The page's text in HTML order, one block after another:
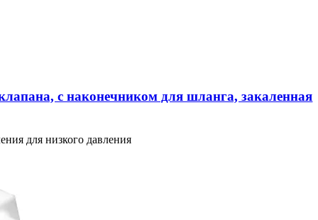
с наконечником для шланга, закаленная
для низкого давления